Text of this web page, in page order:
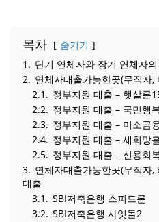
목차
숨기기
1. 단기 연체자와 장기 연체자
2. 연체자대출가능한곳(무직자,
2.1. 정부지원 대출 – 햇살론
2.2. 정부지원 대출 – 국민행
2.3. 정부지원 대출 – 미소금
2.4. 정부지원 대출 – 새희망
2.5. 정부지원 대출 – 신용회
3. 연체자대출가능한곳(무직자
대출
3.1. SBI저축은행 스피드론
3.2. SBI저축은행 사잇돌2